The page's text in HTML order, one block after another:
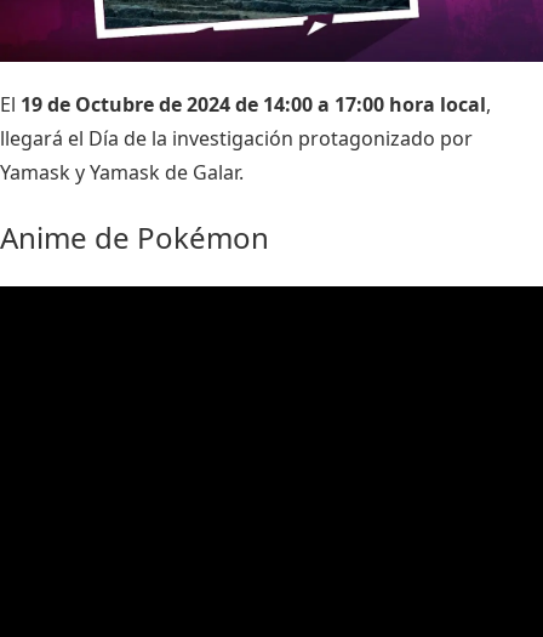
El 19 de Octubre de 2024 de 14:00 a 17:00 hora local,
llegará el Día de la investigación protagonizado por
Yamask y Yamask de Galar.
Anime de Pokémon